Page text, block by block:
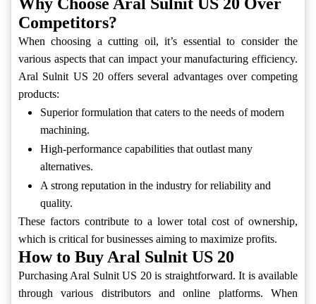
Why Choose Aral Sulnit US 20 Over
Competitors?
When choosing a cutting oil, it’s essential to consider the
various aspects that can impact your manufacturing efficiency.
Aral Sulnit US 20 offers several advantages over competing
products:
Superior formulation that caters to the needs of modern
machining.
High-performance capabilities that outlast many
alternatives.
A strong reputation in the industry for reliability and
quality.
These factors contribute to a lower total cost of ownership,
which is critical for businesses aiming to maximize profits.
How to Buy Aral Sulnit US 20
Purchasing Aral Sulnit US 20 is straightforward. It is available
through various distributors and online platforms. When